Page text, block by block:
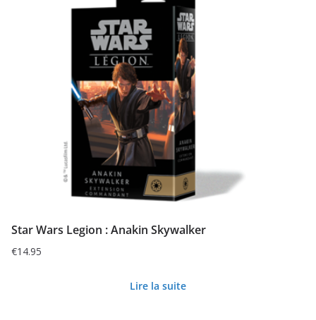
Star Wars Legion : Anakin Skywalker
€14.95
Lire la suite